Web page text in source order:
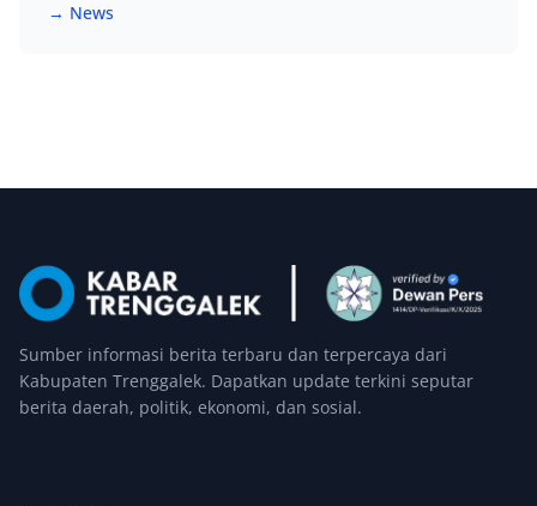
→ News
Sumber informasi berita terbaru dan terpercaya dari
Kabupaten Trenggalek. Dapatkan update terkini seputar
berita daerah, politik, ekonomi, dan sosial.